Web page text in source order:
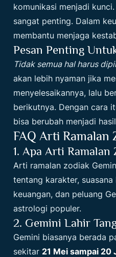
komunikasi menjadi
sangat penting. Dalam
membantu menjaga
Pesan Penting
Tidak semua hal harus
akan lebih nyaman jika
menyelesaikannya, lalu
berikutnya. Dengan cara
bisa berubah menjadi
FAQ Arti Ramalan
1. Apa Arti Ramalan
Arti ramalan zodiak
tentang karakter,
keuangan, dan peluang
astrologi populer.
2. Gemini Lahir
Gemini biasanya berada
sekitar21 Mei sampai 20